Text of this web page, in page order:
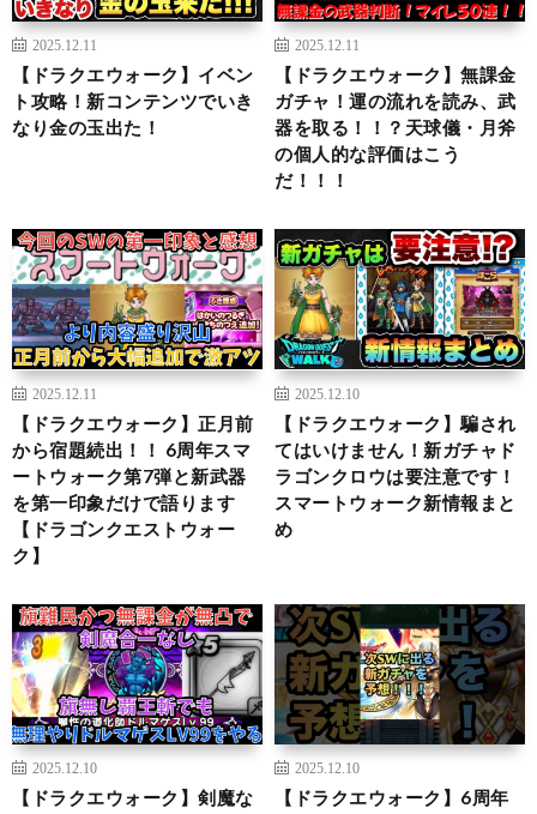
2025.12.11
【ドラクエウォーク】イベン
ト攻略！新コンテンツでいき
なり金の玉出た！
2025.12.11
【ドラクエウォーク】無課金
ガチャ！運の流れを読み、武
器を取る！！？天球儀・月斧
の個人的な評価はこう
だ！！！
2025.12.11
【ドラクエウォーク】正月前
から宿題続出！！ 6周年スマ
ートウォーク第7弾と新武器
を第一印象だけで語ります
【ドラゴンクエストウォー
ク】
2025.12.10
【ドラクエウォーク】騙され
てはいけません！新ガチャド
ラゴンクロウは要注意です！
スマートウォーク新情報まと
め
2025.12.10
【ドラクエウォーク】剣魔な
2025.12.10
【ドラクエウォーク】6周年